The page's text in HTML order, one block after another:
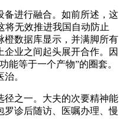
进行融合。如前所述，这
将无效推进我国自动防止
橙数据库显示，并满脚所有
业之间起头展开合作。因
能等于一个产物”的圈套。
。
之一。大夫的次要精神能
诊后随访、医嘱办理、慢